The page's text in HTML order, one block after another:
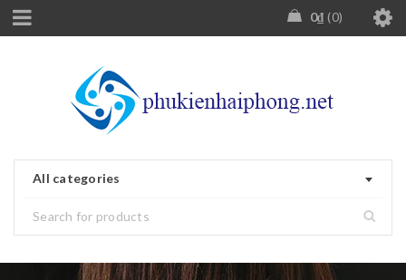
0₫ 0
All categories